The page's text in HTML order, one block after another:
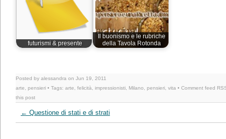
futurismi & presente
Il buonismo e le rubriche
della Tavola Rotonda
Posted by alessandra on Jun 19, 2011
arte
pensieri • Tags: arte felicità impressionisti Milano pensieri vita • Comment feed
this post
← Questione di stati e di strati